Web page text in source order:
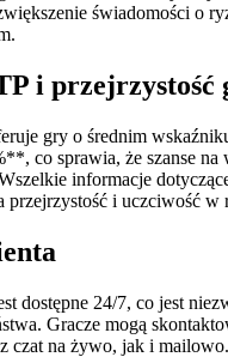
świadomości o
i przejrzystość
gry o średnim
co sprawia, że szanse na
informacje
przejrzystość i uczciwość w
dostępne 24/7, co jest
Gracze mogą
czat na żywo, jak i